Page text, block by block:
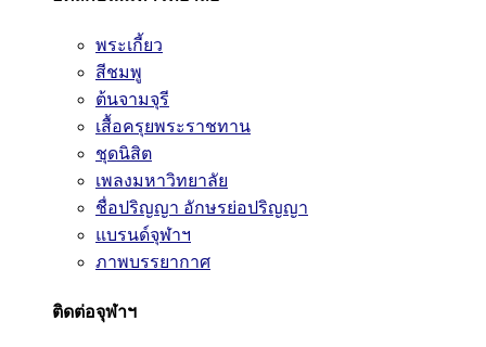
พระเกี้ยว
สีชมพู
ต้นจามจุรี
เสื้อครุยพระราชทาน
ชุดนิสิต
เพลงมหาวิทยาลัย
ชื่อปริญญา อักษรย่อปริญญา
แบรนด์จุฬาฯ
ภาพบรรยากาศ
ติดต่อจุฬาฯ